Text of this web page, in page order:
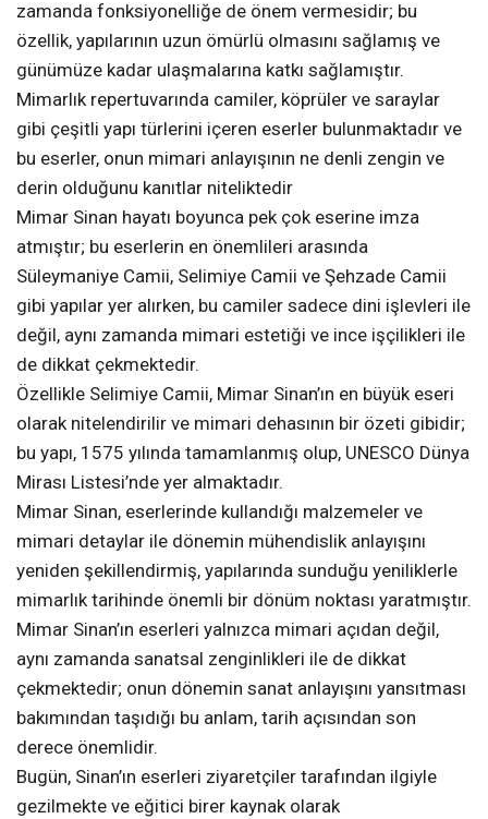
zamanda fonksiyonelliğe de önem vermesidir; bu
özellik, yapılarının uzun ömürlü olmasını sağlamış ve
günümüze kadar ulaşmalarına katkı sağlamıştır.
Mimarlık repertuvarında camiler, köprüler ve saraylar
gibi çeşitli yapı türlerini içeren eserler bulunmaktadır ve
bu eserler, onun mimari anlayışının ne denli zengin ve
derin olduğunu kanıtlar niteliktedir
Mimar Sinan hayatı boyunca pek çok eserine imza
atmıştır; bu eserlerin en önemlileri arasında
Süleymaniye Camii, Selimiye Camii ve Şehzade Camii
gibi yapılar yer alırken, bu camiler sadece dini işlevleri ile
değil, aynı zamanda mimari estetiği ve ince işçilikleri ile
de dikkat çekmektedir.
Özellikle Selimiye Camii, Mimar Sinan’ın en büyük eseri
olarak nitelendirilir ve mimari dehasının bir özeti gibidir;
bu yapı, 1575 yılında tamamlanmış olup, UNESCO Dünya
Mirası Listesi’nde yer almaktadır.
Mimar Sinan, eserlerinde kullandığı malzemeler ve
mimari detaylar ile dönemin mühendislik anlayışını
yeniden şekillendirmiş, yapılarında sunduğu yeniliklerle
mimarlık tarihinde önemli bir dönüm noktası yaratmıştır.
Mimar Sinan’ın eserleri yalnızca mimari açıdan değil,
aynı zamanda sanatsal zenginlikleri ile de dikkat
çekmektedir; onun dönemin sanat anlayışını yansıtması
bakımından taşıdığı bu anlam, tarih açısından son
derece önemlidir.
Bugün, Sinan’ın eserleri ziyaretçiler tarafından ilgiyle
gezilmekte ve eğitici birer kaynak olarak